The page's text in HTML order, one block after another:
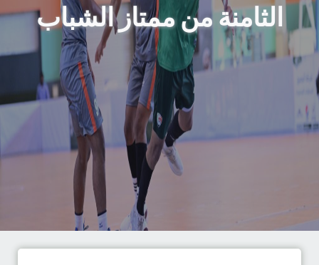
الثامنة من ممتاز الشباب